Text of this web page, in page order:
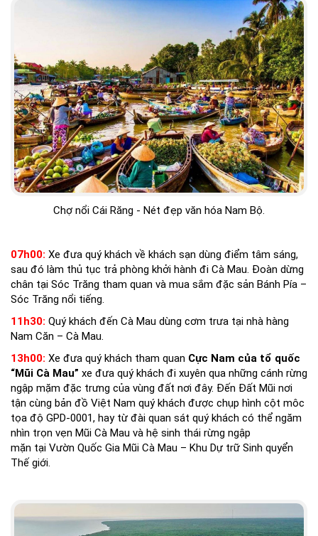
Chợ nổi Cái Răng - Nét đẹp văn hóa Nam Bộ.
07h00: Xe đưa quý khách về khách sạn dùng điểm tâm sáng,
sau đó làm thủ tục trả phòng khởi hành đi Cà Mau. Đoàn dừng
chân tại Sóc Trăng tham quan và mua sắm đặc sản Bánh Pía –
Sóc Trăng nổi tiếng.
11h30: Quý khách đến Cà Mau dùng cơm trưa tại nhà hàng
Nam Căn – Cà Mau.
13h00: Xe đưa quý khách tham quan Cực Nam của tổ quốc
“Mũi Cà Mau” xe đưa quý khách đi xuyên qua những cánh rừng
ngập mặm đặc trưng của vùng đất nơi đây. Đến Đất Mũi nơi
tận cùng bản đồ Việt Nam quý khách được chụp hình cột môc
tọa độ GPD-0001, hay từ đài quan sát quý khách có thể ngăm
nhìn trọn vẹn Mũi Cà Mau và hệ sinh thái rừng ngập
mặn tại Vườn Quốc Gia Mũi Cà Mau – Khu Dự trữ Sinh quyển
Thế giới.